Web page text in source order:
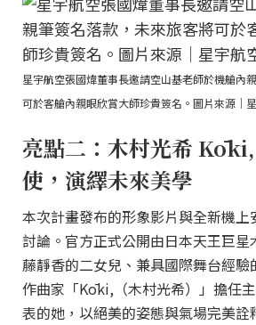
星宇航空張國煒董事長邀請空山基老師於機艙內
可於客艙內親眼欣賞大師珍貴簽名。圖片來源｜
亮點二：木村光希
使，演繹未來美學
本次計畫發布的形象影片與全新機上
討論。官方正式公開由日本天王巨星
藤靜香的二女兒、兼具國際舞台經驗
作曲家「Kōki,（木村光希）」擔任
表的她，以絕美的姿態與氣場完美詮